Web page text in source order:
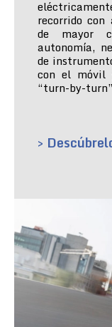
recorrido con
de mayor
autonomía,
de
con el móvil
“turn-by-
>